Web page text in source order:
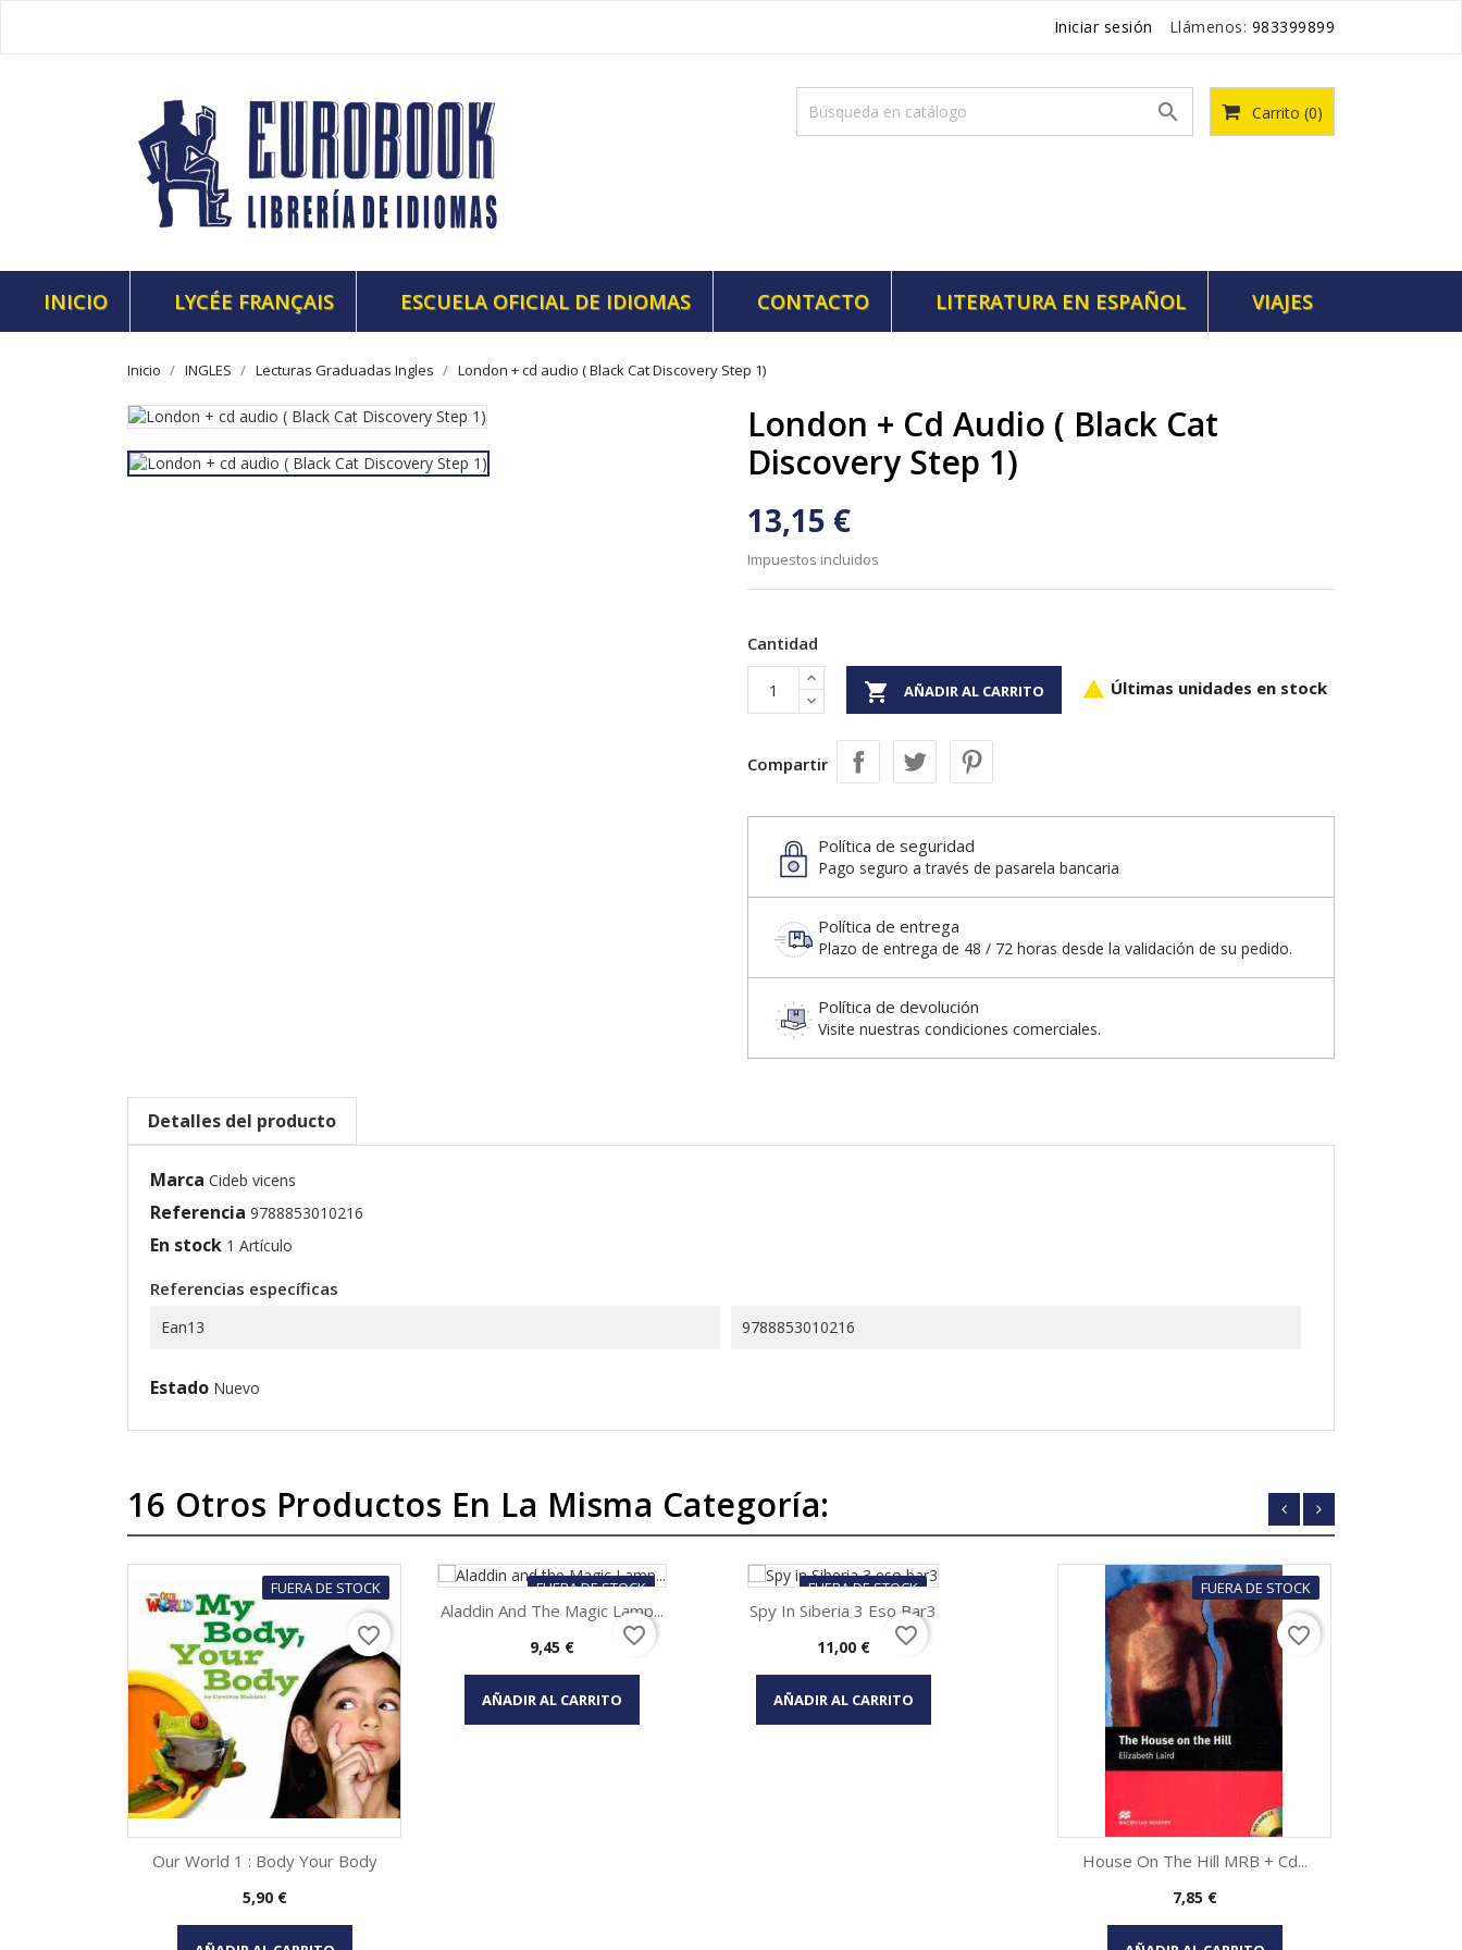
Iniciar sesión Llámenos: 983399899
Carrito (0)

INICIO LYCÉE FRANÇAIS ESCUELA OFICIAL DE IDIOMAS CONTACTO LITERATURA EN ESPAÑOL VIAJES
Inicio INGLES Lecturas Graduadas Ingles London + cd audio ( Black Cat Discovery Step 1)
London + Cd Audio ( Black Cat
Discovery Step 1)
13,15 €
Impuestos incluidos
Cantidad
 AÑADIR AL CARRITO  Últimas unidades en stock
Compartir
Política de seguridad
Pago seguro a través de pasarela bancaria
Política de entrega
Plazo de entrega de 48 / 72 horas desde la validación de su pedido.
Política de devolución
Visite nuestras condiciones comerciales.
Detalles del producto
Marca Cideb vicens
Referencia 9788853010216
En stock 1 Artículo
Referencias específicas
Ean13 9788853010216
Estado Nuevo
16 Otros Productos En La Misma Categoría:
FUERA DE STOCK
Vista rápida
Our World 1 : Body Your Body
Precio
5,90 €
favorite_border
FUERA DE STOCK
Vista rápida
Aladdin And The Magic Lamp...
Precio
9,45 €
AÑADIR AL CARRITO
favorite_border
FUERA DE STOCK
Vista rápida
Spy In Siberia 3 Eso Bar3
Precio
11,00 €
AÑADIR AL CARRITO
favorite_border
FUERA DE STOCK
Vista rápida
House On The Hill MRB + Cd...
Precio
7,85 €
favorite_border